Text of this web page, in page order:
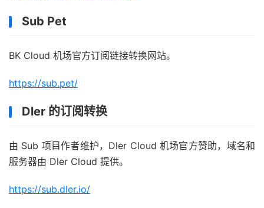
Sub Pet
BK Cloud 机场官方订阅链接转换网站。
https://sub.pet/
Dler 的订阅转换
由 Sub 项目作者维护，Dler Cloud 机场官方赞助，域名和
服务器由 Dler Cloud 提供。
https://sub.dler.io/